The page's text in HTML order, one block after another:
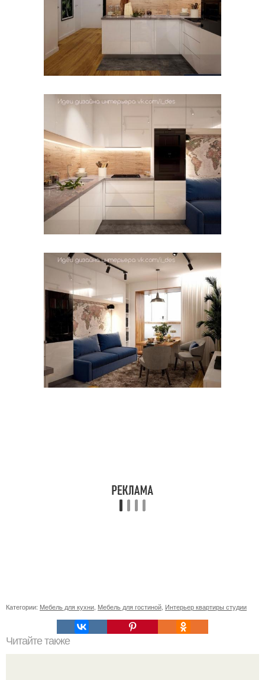
Категории: Мебель для кухни Мебель для гостиной Интерьер квартиры студии
Читайте также